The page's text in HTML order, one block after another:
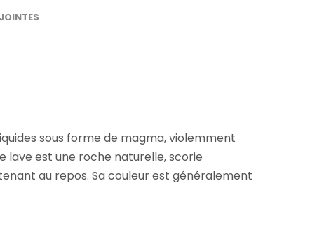
sous forme de magma, violemment
lave est une roche naturelle, scorie
au repos. Sa couleur est généralement